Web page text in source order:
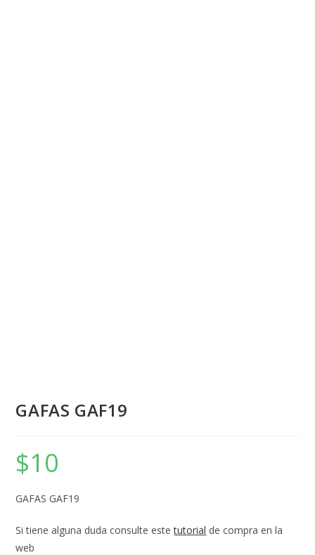
GAFAS GAF19
$10
GAFAS GAF19
Si tiene alguna duda consulte estetutorial de compra en la
web